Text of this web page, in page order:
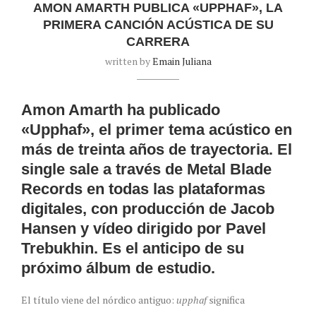
AMON AMARTH PUBLICA «UPPHAF», LA
PRIMERA CANCIÓN ACÚSTICA DE SU
CARRERA
written byEmain Juliana
Amon Amarth ha publicado
«Upphaf», el primer tema acústico en
más de treinta años de trayectoria. El
single sale a través de Metal Blade
Records en todas las plataformas
digitales, con producción de Jacob
Hansen y vídeo dirigido por Pavel
Trebukhin. Es el anticipo de su
próximo álbum de estudio.
El título viene del nórdico antiguo: upphafsignifica